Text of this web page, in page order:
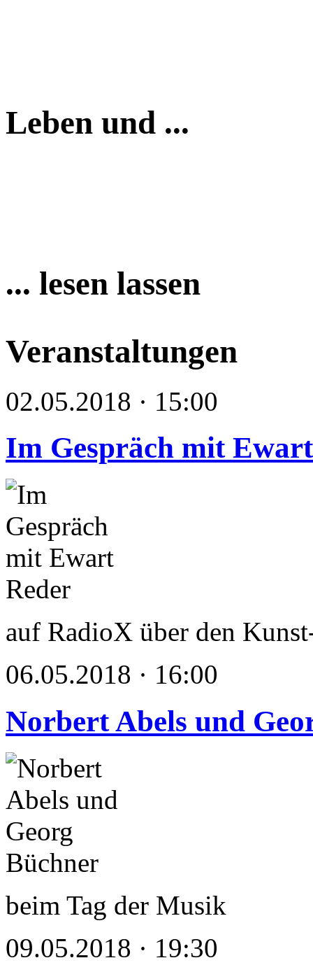
Leben und ...
... lesen lassen
Veranstaltungen
02.05.2018 · 15:00
Im Gespräch mit
auf RadioX über den
06.05.2018 · 16:00
Norbert Abels und
beim Tag der Musik
09.05.2018 · 19:30